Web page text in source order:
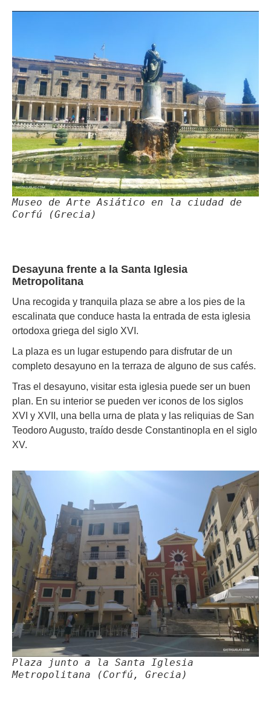
Museo de Arte Asiático en la ciudad de
Corfú (Grecia)
Desayuna frente a la Santa Iglesia
Metropolitana
Una recogida y tranquila plaza se abre a los pies de la
escalinata que conduce hasta la entrada de esta iglesia
ortodoxa griega del siglo XVI.
La plaza es un lugar estupendo para disfrutar de un
completo desayuno en la terraza de alguno de sus cafés.
Tras el desayuno, visitar esta iglesia puede ser un buen
plan. En su interior se pueden ver iconos de los siglos
XVI y XVII, una bella urna de plata y las reliquias de San
Teodoro Augusto, traído desde Constantinopla en el siglo
XV.
Plaza junto a la Santa Iglesia
Metropolitana (Corfú, Grecia)